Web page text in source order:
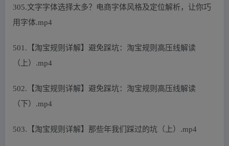
305.文字字体选择太多？电商字体风格及定位解析，让你巧
用字体.mp4
501.【淘宝规则详解】避免踩坑：淘宝规则高压线解读
（上）.mp4
502.【淘宝规则详解】避免踩坑：淘宝规则高压线解读
（下）.mp4
503.【淘宝规则详解】那些年我们踩过的坑（上）.mp4